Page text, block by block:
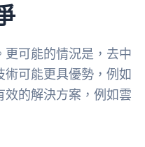
可能的情況是，去中
可能更具優勢，例如
的解決方案，例如雲